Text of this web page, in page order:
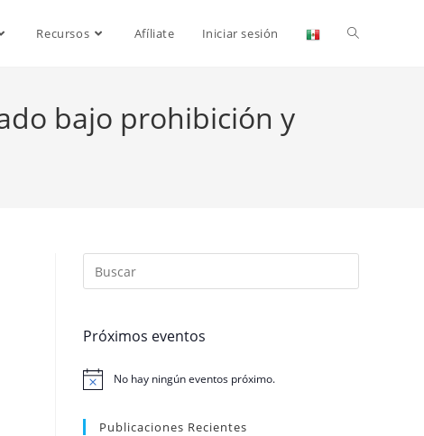
Recursos Afíliate Iniciar sesión
bajo prohibición y
Próximos eventos
N
No hay ningún eventos próximo.
Publicaciones Recientes